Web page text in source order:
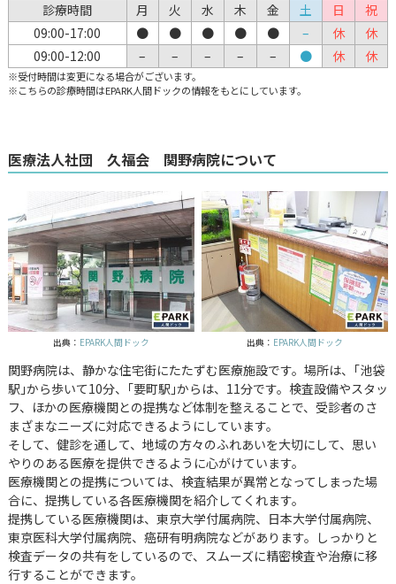
診療時間
月 火 水 木 金 土 日
祝
09:00-17:00
● ● ● ● ● – 休
休
09:00-12:00
– – – – – ● 休 休
※受付時間は変更になる場合がございます。
※こちらの診療時間はEPARK人間ドックの情報をもとにしています。
医療法人社団 久福会 関野病院について
出典： EPARK人間ドック 出典： EPARK人間ドック
関野病院は、静かな住宅街にたたずむ医療施設です。場所は、｢池袋
駅｣から歩いて10分、｢要町駅｣からは、11分です。検査設備やスタッ
フ、ほかの医療機関との提携など体制を整えることで、受診者のさ
まざまなニーズに対応できるようにしています。
そして、健診を通して、地域の方々のふれあいを大切にして、思い
やりのある医療を提供できるように心がけています。
医療機関との提携については、検査結果が異常となってしまった場
合に、提携している各医療機関を紹介してくれます。
提携している医療機関は、東京大学付属病院、日本大学付属病院、
東京医科大学付属病院、癌研有明病院などがあります。しっかりと
検査データの共有をしているので、スムーズに精密検査や治療に移
行することができます。